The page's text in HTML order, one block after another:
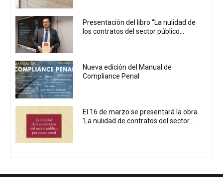
Presentación del libro “La nulidad de
los contratos del sector público...
Nueva edición del Manual de
Compliance Penal
El 16 de marzo se presentará la obra
'La nulidad de contratos del sector...